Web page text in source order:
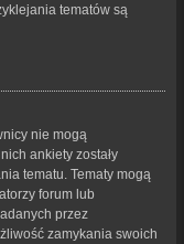
tematów są
nie mogą
ankiety zostały
tematu. Tematy mogą
forum lub
przez
zamykania swoich